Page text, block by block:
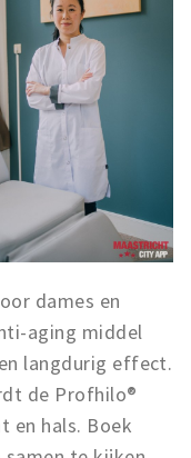
dames en
aging middel
langdurig effect.
de Profhilo®
en hals. Boek